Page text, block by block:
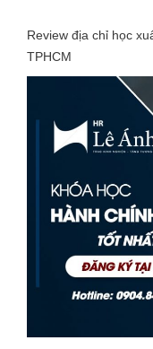
Review địa chỉ học
TPHCM